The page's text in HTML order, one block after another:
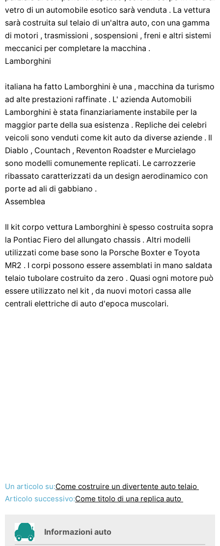
vetro di un automobile esotico sarà venduta . La vettura
sarà costruita sul telaio di un'altra auto, con una gamma
di motori , trasmissioni , sospensioni , freni e altri sistemi
meccanici per completare la macchina .
Lamborghini
italiana ha fatto Lamborghini è una , macchina da turismo
ad alte prestazioni raffinate . L' azienda Automobili
Lamborghini è stata finanziariamente instabile per la
maggior parte della sua esistenza . Repliche dei celebri
veicoli sono venduti come kit auto da diverse aziende . Il
Diablo , Countach , Reventon Roadster e Murcielago
sono modelli comunemente replicati. Le carrozzerie
ribassato caratterizzati da un design aerodinamico con
porte ad ali di gabbiano .
Assemblea
Il kit corpo vettura Lamborghini è spesso costruita sopra
la Pontiac Fiero del allungato chassis . Altri modelli
utilizzati come base sono la Porsche Boxter e Toyota
MR2 . I corpi possono essere assemblati in mano saldata
telaio tubolare costruito da zero . Quasi ogni motore può
essere utilizzato nel kit , da nuovi motori cassa alle
centrali elettriche di auto d'epoca muscolari.
Un articolo su:Come costruire un divertente auto telaio
Articolo successivo:Come titolo di una replica auto
Informazioni auto